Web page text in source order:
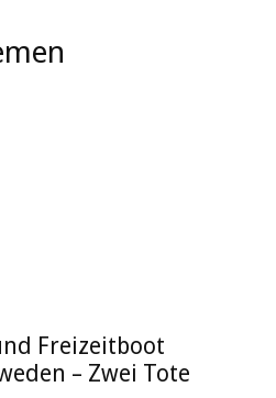
Freizeitboot
– Zwei Tote